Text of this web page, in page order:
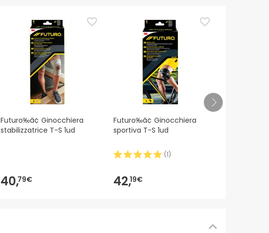
Futuro‰ã¢ Ginocchiera
stabilizzatrice T-S 1ud
40,79€
Futuro‰ã¢ Ginocchiera
sportiva T-S 1ud
(1)
42,19€